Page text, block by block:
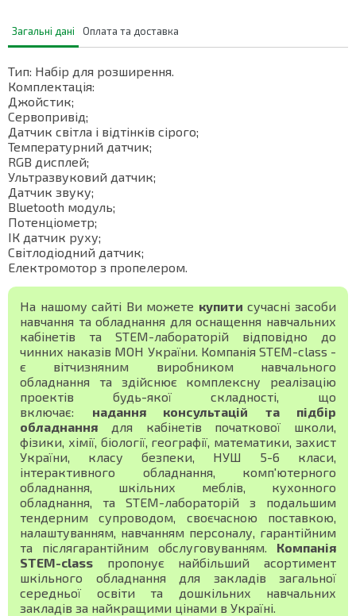
Загальні дані Оплата та доставка
Тип: Набір для розширення.
Комплектація:
Джойстик;
Сервопривід;
Датчик світла і відтінків сірого;
Температурний датчик;
RGB дисплей;
Ультразвуковий датчик;
Датчик звуку;
Bluetooth модуль;
Потенціометр;
ІК датчик руху;
Світлодіодний датчик;
Електромотор з пропелером.
На нашому сайті Ви можете купити сучасні засоби
навчання та обладнання для оснащення навчальних
кабінетів та STEM-лабораторій відповідно до
чинних наказів МОН України. Компанія STEM-class -
є вітчизняним виробником навчального
обладнання та здійснює комплексну реалізацію
проектів будь-якої складності, що
включає: надання консультацій та підбір
обладнання для кабінетів початкової школи,
фізики, хімії, біології, географії, математики, захист
України, класу безпеки, НУШ 5-6 класи,
інтерактивного обладнання, комп'ютерного
обладнання, шкільних меблів, кухонного
обладнання, та STEM-лабораторій з подальшим
тендерним супроводом, своєчасною поставкою,
налаштуванням, навчанням персоналу, гарантійним
та післягарантійним обслуговуванням. Компанія
STEM-class пропонує найбільший асортимент
шкільного обладнання для закладів загальної
середньої освіти та дошкільних навчальних
закладів за найкращими цінами в Україні.